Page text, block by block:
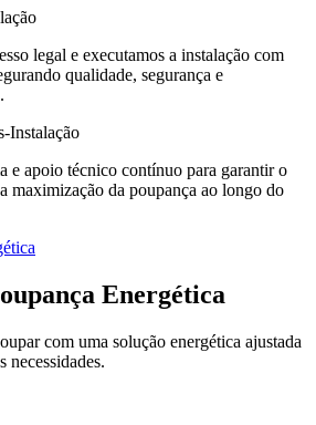
legal e executamos a instalação com
qualidade, segurança e
Instalação
e apoio técnico contínuo para garantir o
maximização da poupança ao longo do
Energética
com uma solução energética ajustada
necessidades.